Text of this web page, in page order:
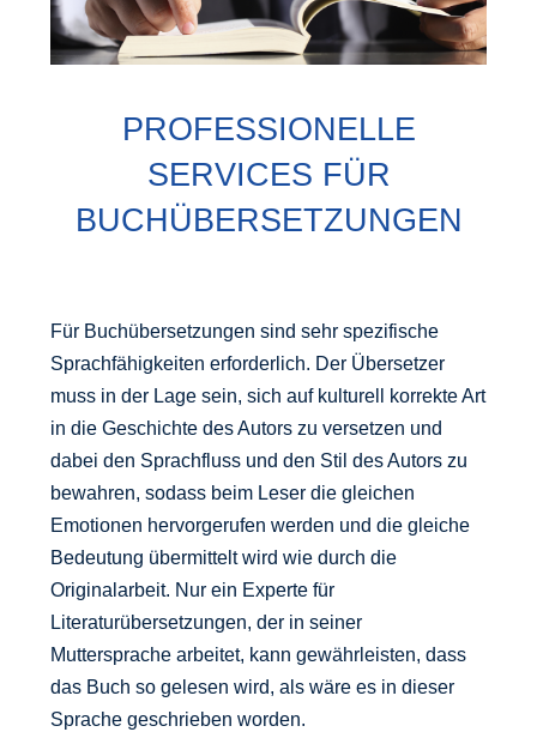
PROFESSIONELLE
SERVICES FÜR
BUCHÜBERSETZUNGEN
Für Buchübersetzungen sind sehr spezifische
Sprachfähigkeiten erforderlich. Der Übersetzer
muss in der Lage sein, sich auf kulturell korrekte Art
in die Geschichte des Autors zu versetzen und
dabei den Sprachfluss und den Stil des Autors zu
bewahren, sodass beim Leser die gleichen
Emotionen hervorgerufen werden und die gleiche
Bedeutung übermittelt wird wie durch die
Originalarbeit. Nur ein Experte für
Literaturübersetzungen, der in seiner
Muttersprache arbeitet, kann gewährleisten, dass
das Buch so gelesen wird, als wäre es in dieser
Sprache geschrieben worden.